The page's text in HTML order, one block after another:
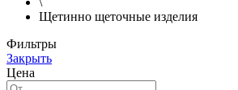
Щетинно щеточные изделия
Фильтры
Закрыть
Цена